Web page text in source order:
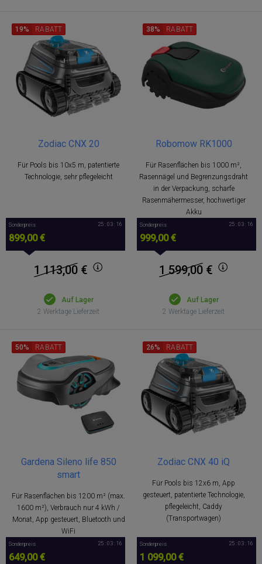
Zodiac CNX 20
Für Pools bis 10x5 m, patentierte
Technologie, sehr pflegeleicht
19% RABATT
Sonderpreis
899,00 €
25 : 03 : 15
1 113,00 €
Auf Lager
2 Werktage Lieferzeit
Robomow RK1000
Für Rasenflächen bis 1000 m²,
Rasennägel und Begrenzungsdraht
in der Verpackung, scharfe
Rasenmähermesser, hochwertiger
Akku
38% RABATT
Sonderpreis
999,00 €
25 : 03 : 15
1 599,00 €
Auf Lager
2 Werktage Lieferzeit
Gardena Sileno life 850
smart
Für Rasenflächen bis 1200 m² (max.
1600 m²), Verbrauch nur 4 kWh /
Monat, App gesteuert, Bluetooth und
WiFi
50% RABATT
Sonderpreis
649,00 €
25 : 03 : 15
Zodiac CNX 40 iQ
Für Pools bis 12x6 m, App
gesteuert, patentierte Technologie,
pflegeleicht, Caddy
(Transportwagen)
26% RABATT
Sonderpreis
1 099,00 €
25 : 03 : 15